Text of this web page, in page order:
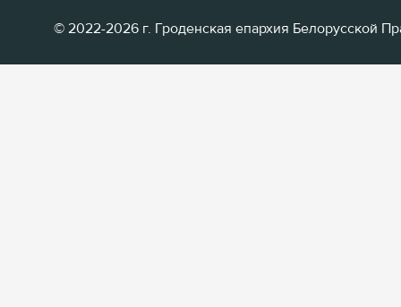
© 2022-2026 г. Гроденская епархия Белорусской